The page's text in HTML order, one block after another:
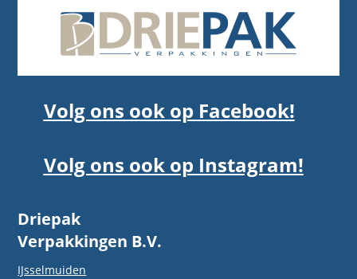
Volg ons ook op Facebook!
Volg ons ook op Instagram!
Driepak
Verpakkingen B.V.
IJsselmuiden